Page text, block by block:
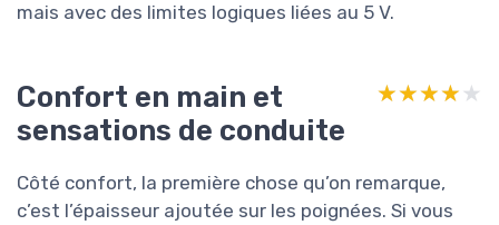
mais avec des limites logiques liées au 5 V.
Confort en main et
sensations de conduite
★★★★★
★★★★★
Côté confort, la première chose qu’on remarque,
c’est l’épaisseur ajoutée sur les poignées. Si vous